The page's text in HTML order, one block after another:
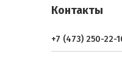
Контакты
+7 (473) 250-22-